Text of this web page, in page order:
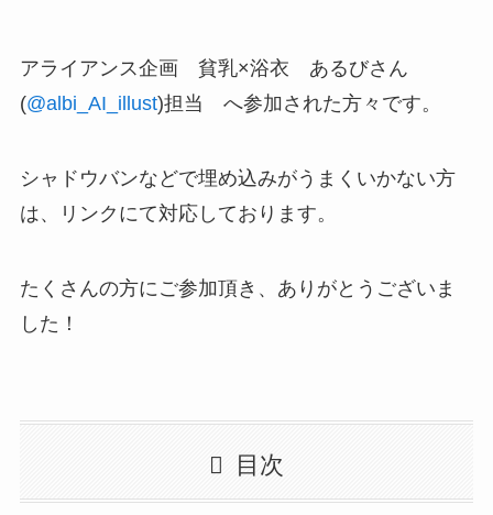
アライアンス企画 貧乳×浴衣 あるびさん
(@albi_AI_illust)担当 へ参加された方々です。
シャドウバンなどで埋め込みがうまくいかない方
は、リンクにて対応しております。
たくさんの方にご参加頂き、ありがとうございま
した！
目次